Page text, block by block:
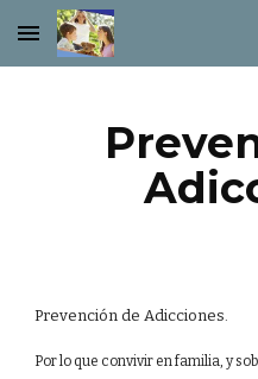
Skip to main content
Prevención de Adicciones.
Por lo que convivir en familia, y